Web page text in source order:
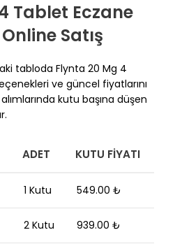
Tablet Eczane
Satış
tabloda Flynta 20 Mg 4
ve güncel fiyatlarını
kutu başına düşen
ADET KUTU FIYATI
1 Kutu 549.00 ₺
2 Kutu 939.00 ₺